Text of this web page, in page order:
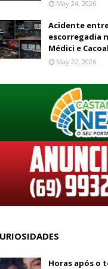
May 24, 2026
Acidente
escorregadia
Médici e Cacoal
May 22, 2026
Horas após o